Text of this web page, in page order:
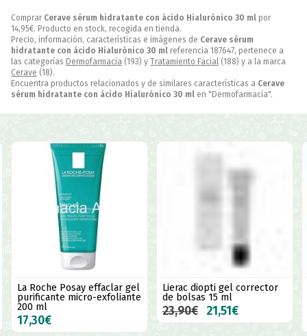
Comprar Cerave sérum hidratante con ácido Hialurónico 30 ml por
14,95€. Producto en stock, recogida en tienda.
Precio, información, características e imágenes de Cerave sérum
hidratante con ácido Hialurónico 30 ml referencia 187647, pertenece a
las categorías Dermofarmacia (193) y Tratamiento Facial (188) y a la marca
Cerave (18).
Encuentra productos relacionados y de similares características a Cerave
sérum hidratante con ácido Hialurónico 30 ml en "Dermofarmacia".
La Roche Posay effaclar gel
purificante micro-exfoliante
200 ml
17,30€
Lierac diopti gel corrector
de bolsas 15 ml
23,90€ 21,51€